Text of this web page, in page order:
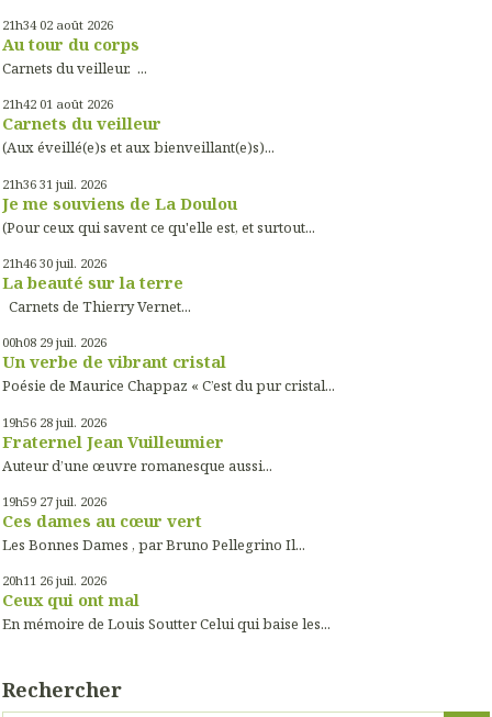
21h34 02 août 2026
Au tour du corps
Carnets du veilleur. ...
21h42 01 août 2026
Carnets du veilleur
(Aux éveillé(e)s et aux bienveillant(e)s)...
21h36 31 juil. 2026
Je me souviens de La Doulou
(Pour ceux qui savent ce qu'elle est, et surtout...
21h46 30 juil. 2026
La beauté sur la terre
Carnets de Thierry Vernet...
00h08 29 juil. 2026
Un verbe de vibrant cristal
Poésie de Maurice Chappaz « C’est du pur cristal...
19h56 28 juil. 2026
Fraternel Jean Vuilleumier
Auteur d’une œuvre romanesque aussi...
19h59 27 juil. 2026
Ces dames au cœur vert
Les Bonnes Dames , par Bruno Pellegrino Il...
20h11 26 juil. 2026
Ceux qui ont mal
En mémoire de Louis Soutter Celui qui baise les...
Rechercher